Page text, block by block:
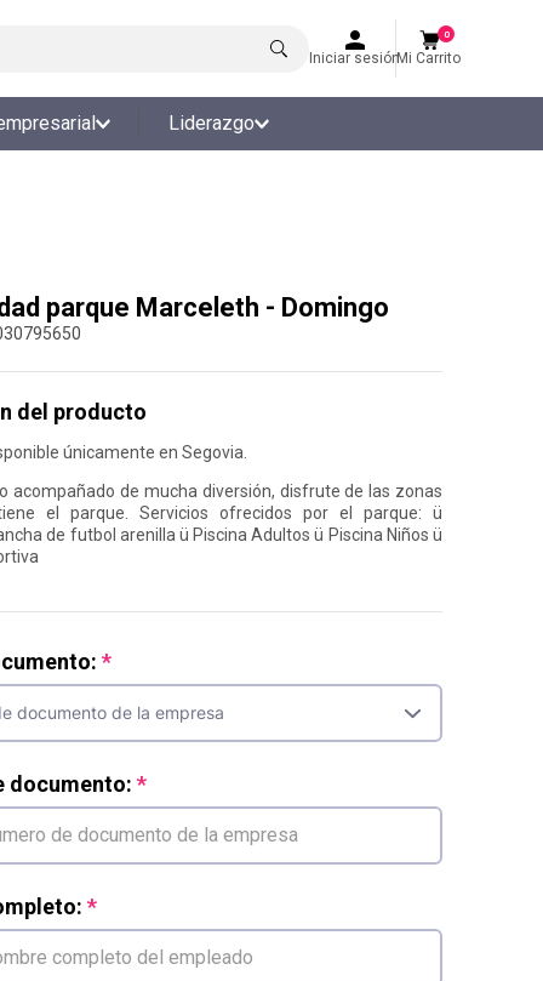
Iniciar sesiónMi Carrito
0
Liderazgo
parque Marceleth - Domingo
del producto
únicamente en Segovia.
acompañado de mucha diversión, disfrute de las zonas
el parque. Servicios ofrecidos por el parque: ü
de futbol arenilla ü Piscina Adultos ü Piscina Niños ü
documento: